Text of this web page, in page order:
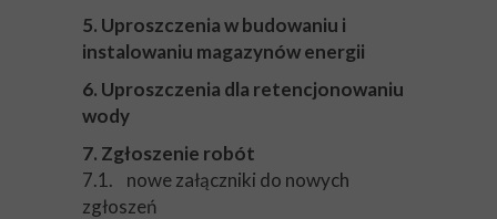
5. Uproszczenia w budowaniu i
instalowaniu magazynów energii
6. Uproszczenia dla retencjonowaniu
wody
7. Zgłoszenie robót
7.1. nowe załączniki do nowych
zgłoszeń